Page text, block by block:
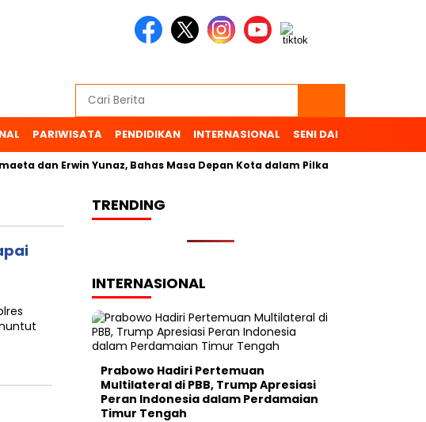
PARIWISATA PENDIDIKAN INTERNASIONAL SENI DAN BUDAYA
dan Erwin Yunaz, Bahas Masa Depan Kota dalam Pilkada
TRENDING
INTERNASIONAL
Prabowo Hadiri Pertemuan
Multilateral di PBB, Trump Apresiasi
Peran Indonesia dalam Perdamaian
Timur Tengah